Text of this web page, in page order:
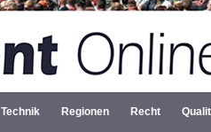
Technik Regionen Recht